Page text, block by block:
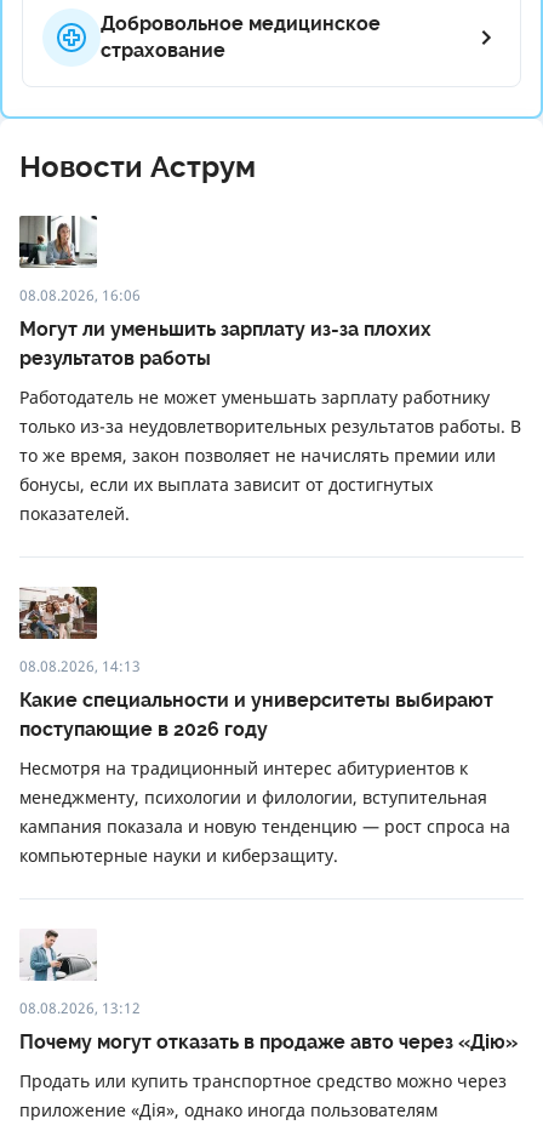
Добровольное медицинское
страхование
Новости Аструм
08.08.2026, 16:06
Могут ли уменьшить зарплату из-за плохих
результатов работы
Работодатель не может уменьшать зарплату работнику
только из-за неудовлетворительных результатов работы. В
то же время, закон позволяет не начислять премии или
бонусы, если их выплата зависит от достигнутых
показателей.
08.08.2026, 14:13
Какие специальности и университеты выбирают
поступающие в 2026 году
Несмотря на традиционный интерес абитуриентов к
менеджменту, психологии и филологии, вступительная
кампания показала и новую тенденцию — рост спроса на
компьютерные науки и киберзащиту.
08.08.2026, 13:12
Почему могут отказать в продаже авто через «Дію»
Продать или купить транспортное средство можно через
приложение «Дія», однако иногда пользователям